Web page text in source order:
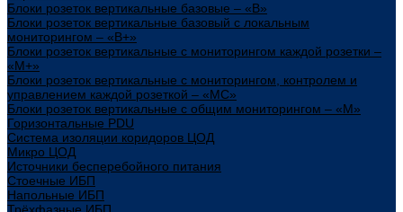
Блоки розеток вертикальные базовые – «В»
Блоки розеток вертикальные базовый с локальным
мониторингом – «В+»
Блоки розеток вертикальные с мониторингом каждой розетки –
«М+»
Блоки розеток вертикальные с мониторингом, контролем и
управлением каждой розеткой – «МС»
Блоки розеток вертикальные с общим мониторингом – «М»
Горизонтальные PDU
Система изоляции коридоров ЦОД
Микро ЦОД
Источники бесперебойного питания
Стоечные ИБП
Напольные ИБП